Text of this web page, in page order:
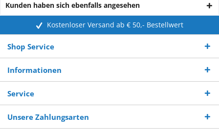
Kunden haben sich ebenfalls angesehen
Kostenloser Versand ab € 50,- Bestellwert
Shop Service
Informationen
Service
Unsere Zahlungsarten